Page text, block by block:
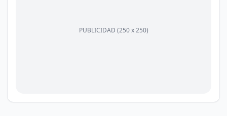
PUBLICIDAD (250 x 250)